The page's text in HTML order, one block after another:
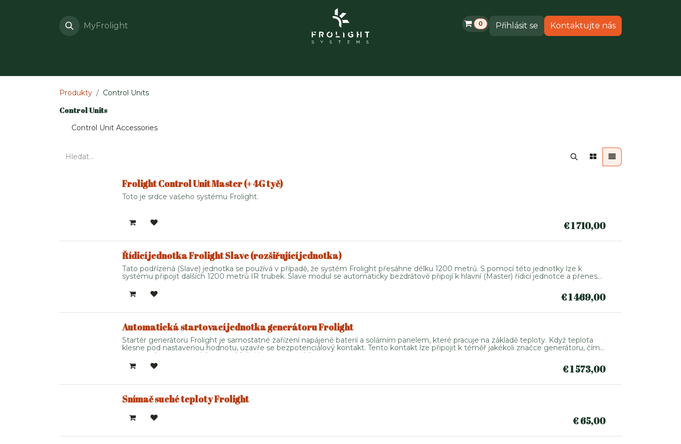
MyFrolight 0 Přihlásit se Kontaktujte nás
Produkty Control Units
Control Units
Control Unit Accessories
Frolight Control Unit Master (+ 4G tyč)
Toto je srdce vašeho systému Frolight.
€1 710,00
Řídicí jednotka Frolight Slave (rozšiřující jednotka)
Tato podřízená (Slave) jednotka se používá v případě, že systém Frolight přesáhne délku 1200 metrů. S pomocí této jednotky lze k
systému připojit dalších 1200 metrů IR trubek. Slave modul se automaticky bezdrátově připojí k hlavní (Master) řídicí jednotce a přenese
lze obejít elektroniku a zapnout IR trubky.
€1 469,00
Automatická startovací jednotka generátoru Frolight
Startér generátoru Frolight je samostatné zařízení napájené baterií a solárním panelem, které pracuje na základě teploty. Když teplota
klesne pod nastavenou hodnotu, uzavře se bezpotenciálový kontakt. Tento kontakt lze připojit k téměř jakékoli značce generátoru, čímž
se generátor automaticky spustí, když je to zapotřebí.
€1 573,00
Snímač suché teploty Frolight
€65,00